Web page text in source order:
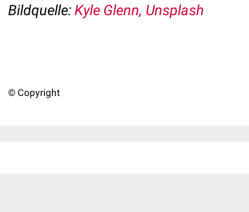
Bildquelle:Kyle Glenn, Unsplash
© Copyright